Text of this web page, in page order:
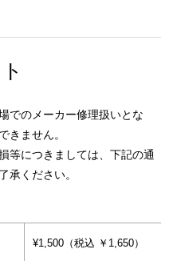
でのメーカー修理扱いとな
きません。
等につきましては、下記の通
承ください。
¥1,500（税込 ￥1,650）